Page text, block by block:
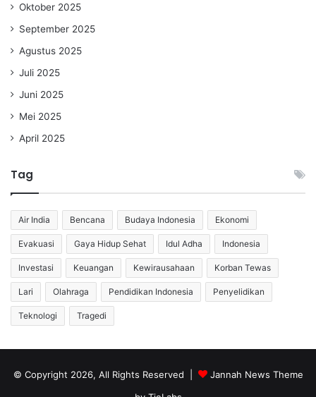
Oktober 2025
September 2025
Agustus 2025
Juli 2025
Juni 2025
Mei 2025
April 2025
Tag
Air India Bencana Budaya Indonesia Ekonomi
Evakuasi Gaya Hidup Sehat Idul Adha Indonesia
Investasi Keuangan Kewirausahaan Korban Tewas
Lari Olahraga Pendidikan Indonesia Penyelidikan
Teknologi Tragedi
© Copyright 2026, All Rights Reserved |
Jannah News Theme